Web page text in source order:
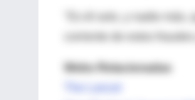
"Es él solo, y nadie
Webs Relacionadas